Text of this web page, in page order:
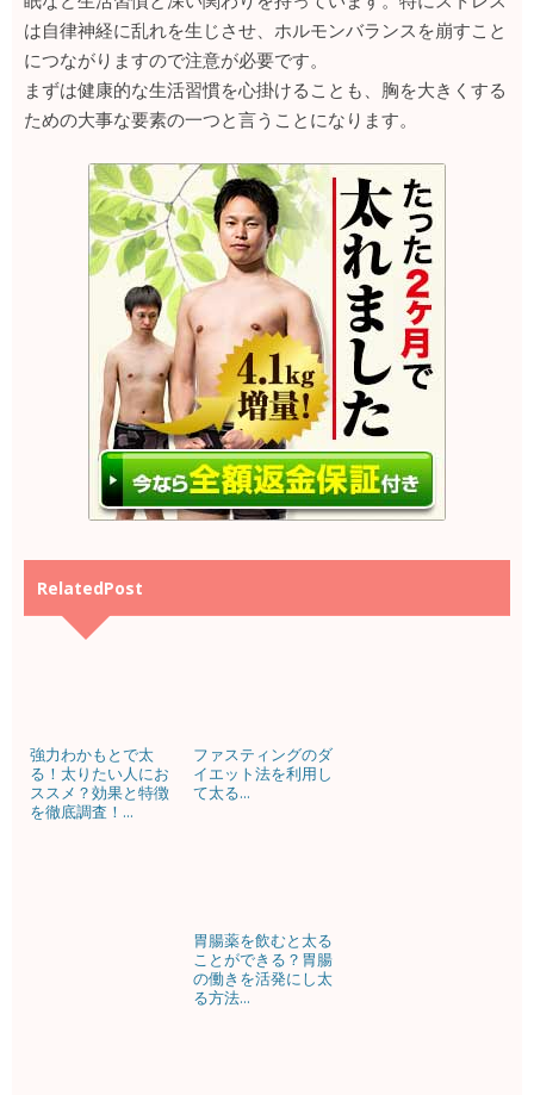
は自律神経に乱れを生じさせ、ホルモンバランスを崩すこと
につながりますので注意が必要です。
まずは健康的な生活習慣を心掛けることも、胸を大きくする
ための大事な要素の一つと言うことになります。
RelatedPost
強力わかもとで太
る！太りたい人にお
ススメ？効果と特徴
を徹底調査！...
ファスティングのダ
イエット法を利用し
て太る...
胃腸薬を飲むと太る
ことができる？胃腸
の働きを活発にし太
る方法...